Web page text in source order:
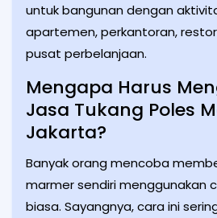
untuk bangunan dengan
apartemen, perkantoran,
pusat perbelanjaan.
Mengapa Harus
Jasa Tukang Poles
Jakarta?
Banyak orang mencoba
marmer sendiri menggunakan
biasa. Sayangnya, cara ini